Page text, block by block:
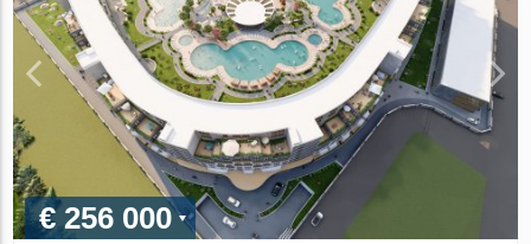
€ 256 000